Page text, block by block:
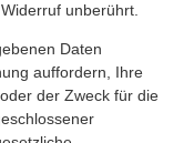
unberührt.
Daten
auffordern, Ihre
der Zweck für die